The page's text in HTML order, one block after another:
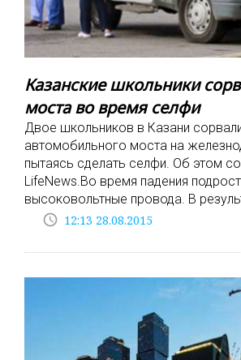
Казанские школьники
моста во время селфи
Двое школьников в Казани
автомобильного моста на
пытаясь сделать селфи. Об этом
LifeNews.Во время падения
высоковольтные провода. В
access_time 12:13 28.08.2015